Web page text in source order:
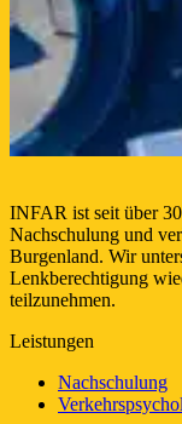
INFAR ist seit über
Nachschulung und
Burgenland. Wir
Lenkberechtigung
teilzunehmen.
Leistungen
Nachschulung